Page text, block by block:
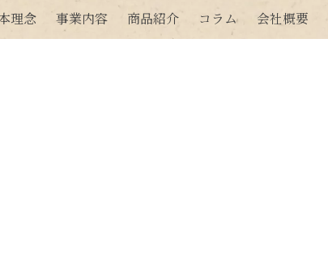
理念 事業内容 商品紹介 コラム 会社概要